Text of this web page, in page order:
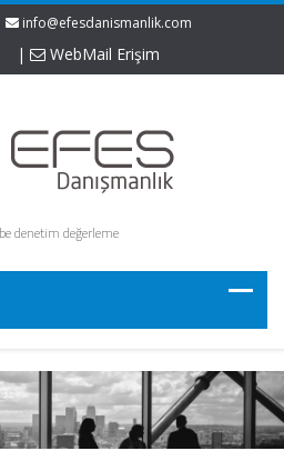
info@efesdanismanlik.com
| WebMail Erişim
denetim değerleme